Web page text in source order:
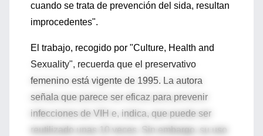
cuando se trata de prevención del sida, resultan
improcedentes".
El trabajo, recogido por "Culture, Health and
Sexuality", recuerda que el preservativo
femenino está vigente de 1995. La autora
señala que parece ser eficaz para prevenir
infecciones de VIH e, indica, que puede ser
reutilizado unas 10 veces. Sin embargo, su uso